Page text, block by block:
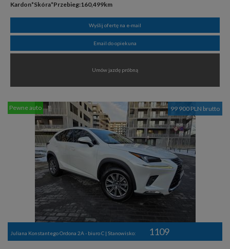
Kardon*Skóra*Przebieg:160,499km
Wyślij ofertę na e-mail
Email do opiekuna
Umów jazdę próbną
99 900 PLN brutto
Pewne auto
Juliana Konstantego Ordona 2A - biuro C | Stanowisko: 1109